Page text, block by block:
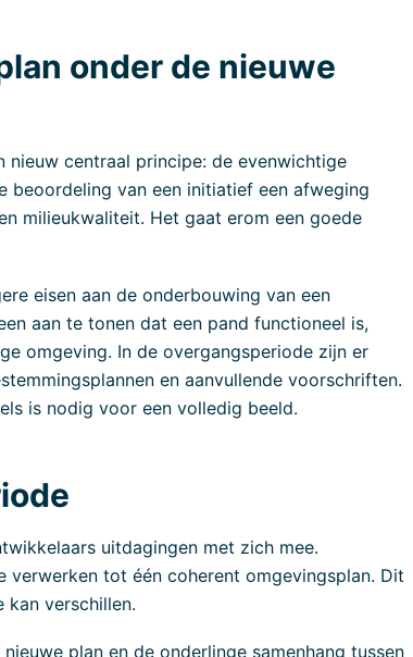
onder de nieuwe
nieuw centraal principe: de evenwichtige
van een initiatief een afweging
milieukwaliteit. Het gaat erom een goede
eisen aan de onderbouwing van een
aan te tonen dat een pand functioneel is,
omgeving. In de overgangsperiode zijn er
en aanvullende voorschriften.
is nodig voor een volledig beeld.
uitdagingen met zich mee.
verwerken tot één coherent omgevingsplan. Dit
verschillen.
plan en de onderlinge samenhang tussen